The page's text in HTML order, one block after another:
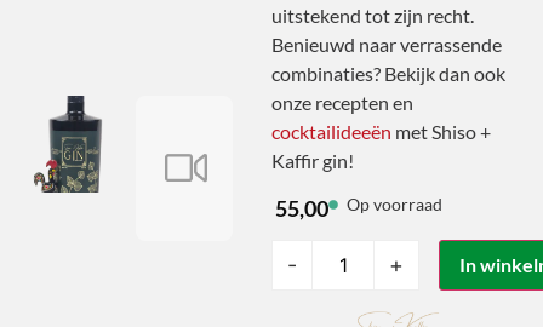
00:00 00:00
uitstekend tot zijn recht.
Benieuwd naar verrassende
combinaties? Bekijk dan ook
onze recepten en
cocktailideeën met Shiso +
Kaffir gin!
55,00 Op voorraad
- + In